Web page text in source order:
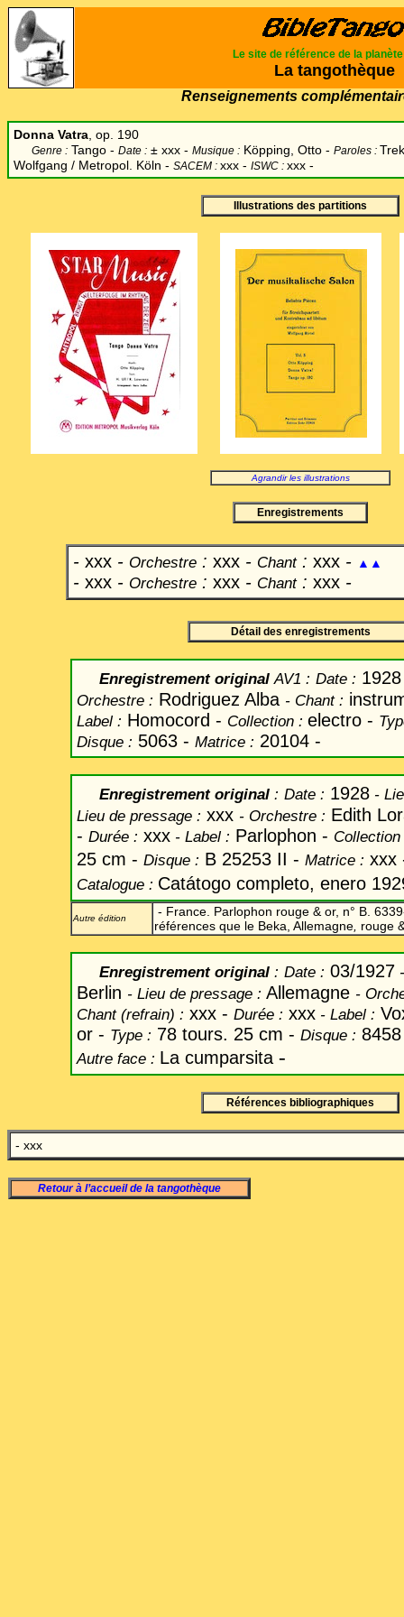
Le site de référence de la planète
La tangothèque
Renseignements
Donna Vatra , op. 190
Genre : Tango - Date : ± xxx - Musique : Köpping, Otto - Paroles :
Wolfgang / Metropol. Köln - SACEM : xxx - ISWC : xxx -
Illustrations des partitions
Agrandir les illustrations
Enregistrements
- xxx - Orchestre : xxx - Chant: xxx - ▲▲
- xxx - Orchestre : xxx - Chant: xxx -
Détail des enregistrements
Enregistrement originalAV1 : Date : 1928
Orchestre : Rodriguez Alba - Chant:
Label : Homocord - Collection : electro -
Disque : 5063 - Matrice : 20104 -
Enregistrement original : Date : 1928 -
Lieu de pressage : xxx - Orchestre : Edith
- Durée : xxx - Label : Parlophon -
25 cm - Disque : B 25253 II - Matrice : xxx
Catalogue : Catátogo completo, enero
Autre édition
- France. Parlophon rouge & or, n° B.
références que le Beka, Allemagne rouge
Enregistrement original : Date : 03/1927
Berlin - Lieu de pressage : Allemagne -
Chant(refrain) : xxx - Durée : xxx - Label :
or - Type : 78 tours. 25 cm - Disque :
Autre face : La cumparsita -
Références bibliographiques
- xxx
Retour à l’accueil de la tangothèque